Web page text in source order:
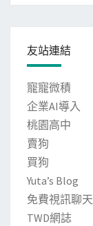
友站連結
寵寵微積
企業AI導入
桃園高中
賣狗
買狗
Yuta’s Blog
免費視訊聊天
TWD網誌